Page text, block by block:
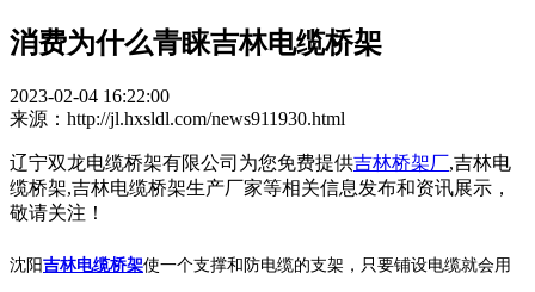
消费为什么青睐吉林电缆桥架
2023-02-04 16:22:00
来源：http://jl.hxsldl.com/news911930.html
辽宁双龙电缆桥架有限公司为您免费提供吉林桥架厂,吉林电
缆桥架,吉林电缆桥架生产厂家等相关信息发布和资讯展示，
敬请关注！
沈阳吉林电缆桥架使一个支撑和防电缆的支架，只要铺设电缆就会用